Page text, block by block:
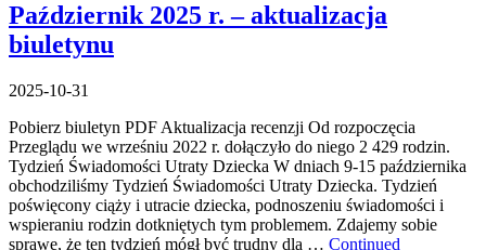
Październik 2025 r. – aktualizacja
biuletynu
2025-10-31
Pobierz biuletyn PDF Aktualizacja recenzji Od rozpoczęcia
Przeglądu we wrześniu 2022 r. dołączyło do niego 2 429 rodzin.
Tydzień Świadomości Utraty Dziecka W dniach 9-15 października
obchodziliśmy Tydzień Świadomości Utraty Dziecka. Tydzień
poświęcony ciąży i utracie dziecka, podnoszeniu świadomości i
wspieraniu rodzin dotkniętych tym problemem. Zdajemy sobie
sprawę, że ten tydzień mógł być trudny dla … Continued